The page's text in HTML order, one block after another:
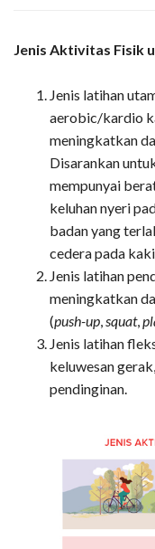
Jenis Aktivitas Fisik
Jenis latihan
aerobic/kardio
meningkatkan
Disarankan
mempunyai
keluhan nyeri
badan yang
cedera pada
Jenis latihan
meningkatkan
(push-up,squat,
Jenis latihan
keluwesan
pendinginan.